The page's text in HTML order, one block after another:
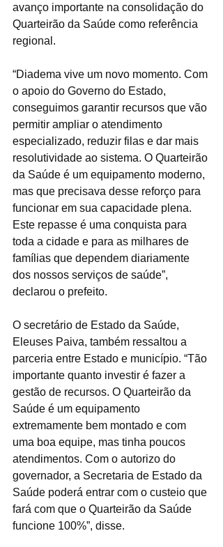
avanço importante na consolidação do
Quarteirão da Saúde como referência
regional.
“Diadema vive um novo momento. Com
o apoio do Governo do Estado,
conseguimos garantir recursos que vão
permitir ampliar o atendimento
especializado, reduzir filas e dar mais
resolutividade ao sistema. O Quarteirão
da Saúde é um equipamento moderno,
mas que precisava desse reforço para
funcionar em sua capacidade plena.
Este repasse é uma conquista para
toda a cidade e para as milhares de
famílias que dependem diariamente
dos nossos serviços de saúde”,
declarou o prefeito.
O secretário de Estado da Saúde,
Eleuses Paiva, também ressaltou a
parceria entre Estado e município. “Tão
importante quanto investir é fazer a
gestão de recursos. O Quarteirão da
Saúde é um equipamento
extremamente bem montado e com
uma boa equipe, mas tinha poucos
atendimentos. Com o autorizo do
governador, a Secretaria de Estado da
Saúde poderá entrar com o custeio que
fará com que o Quarteirão da Saúde
funcione 100%”, disse.